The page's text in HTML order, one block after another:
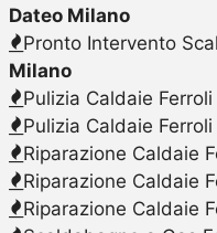
Dateo Milano
Pronto Intervento
Milano
Pulizia Caldaie Ferroli
Pulizia Caldaie
Riparazione Caldaie
Riparazione Caldaie
Riparazione Caldaie